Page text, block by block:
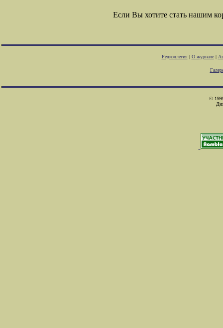
Если Вы хотите стать нашим
Редколлегия| О журнале|
©